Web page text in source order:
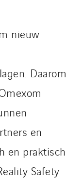
nieuw
Daarom
en
en praktisch
Safety